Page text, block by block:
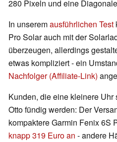
280 Pixeln und eine
In unseremausführlichen Test
Pro Solar auch mit der
überzeugen, allerdings
etwas kompliziert - ein
Nachfolger (Affiliate-Link)
Kunden, die eine kleinere
Otto fündig werden: Der
kompaktere Garmin Fenix 6S
knapp 319 Euro an - andere